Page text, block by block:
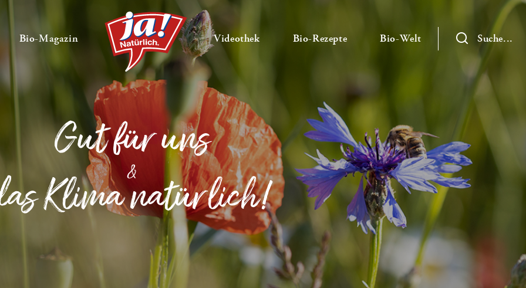
ausklappen
Bio-Magazin — Untermenü ausklappen Videothek— Untermenü ausklappen
Bio-Rezepte— Untermenü ausklappen
Bio-Welt — UntermenüSuche...
Gut für uns
&
Klima natürlich!